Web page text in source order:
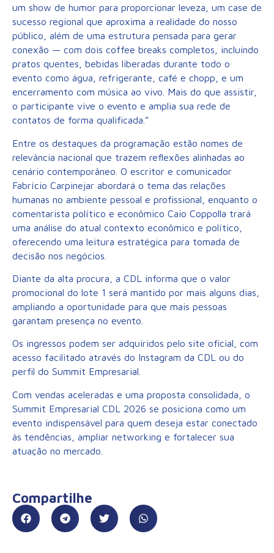
um show de humor para proporcionar leveza, um case de
sucesso regional que aproxima a realidade do nosso
público, além de uma estrutura pensada para gerar
conexão — com dois coffee breaks completos, incluindo
pratos quentes, bebidas liberadas durante todo o
evento como água, refrigerante, café e chopp, e um
encerramento com música ao vivo. Mais do que assistir,
o participante vive o evento e amplia sua rede de
contatos de forma qualificada.”
Entre os destaques da programação estão nomes de
relevância nacional que trazem reflexões alinhadas ao
cenário contemporâneo. O escritor e comunicador
Fabrício Carpinejar abordará o tema das relações
humanas no ambiente pessoal e profissional, enquanto o
comentarista político e econômico Caio Coppolla trará
uma análise do atual contexto econômico e político,
oferecendo uma leitura estratégica para tomada de
decisão nos negócios.
Diante da alta procura, a CDL informa que o valor
promocional do lote 1 será mantido por mais alguns dias,
ampliando a oportunidade para que mais pessoas
garantam presença no evento.
Os ingressos podem ser adquiridos pelo site oficial, com
acesso facilitado através do Instagram da CDL ou do
perfil do Summit Empresarial.
Com vendas aceleradas e uma proposta consolidada, o
Summit Empresarial CDL 2026 se posiciona como um
evento indispensável para quem deseja estar conectado
às tendências, ampliar networking e fortalecer sua
atuação no mercado.
Compartilhe